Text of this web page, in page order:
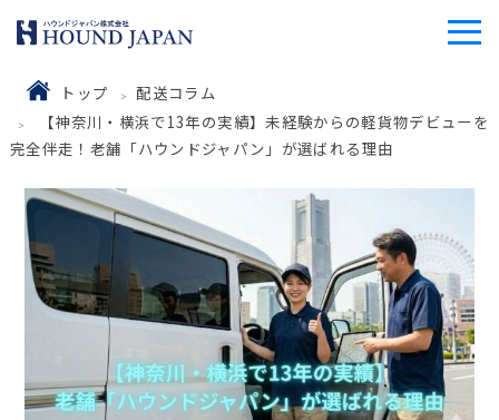
トップ
配送コラム
【神奈川・横浜で13年の実績】未経験からの軽貨物デビューを
完全伴走！老舗「ハウンドジャパン」が選ばれる理由